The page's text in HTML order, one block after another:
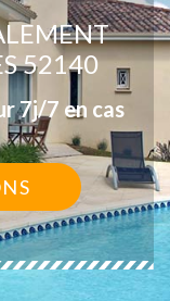
52140
7j/7 en cas